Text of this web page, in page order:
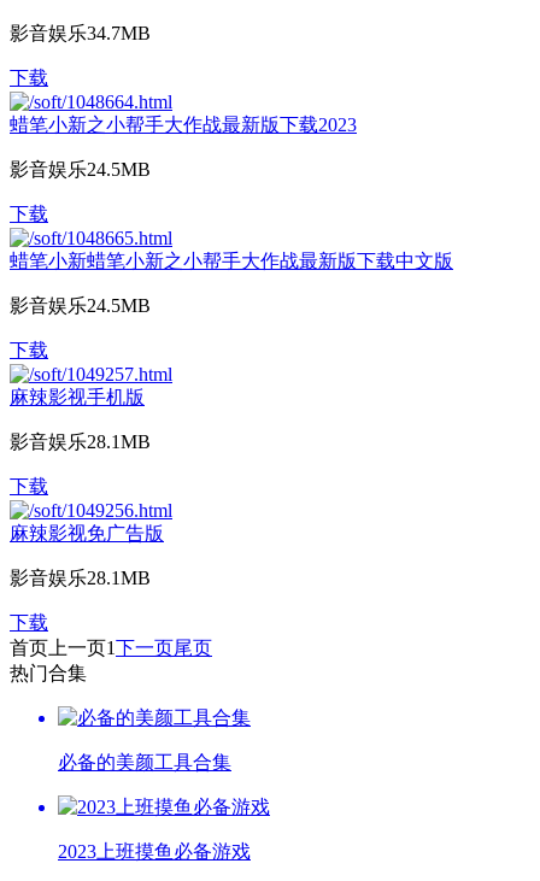
影音娱乐34.7MB
下载
蜡笔小新之小帮手大作战最新版下载2023
影音娱乐24.5MB
下载
蜡笔小新蜡笔小新之小帮手大作战最新版下载中文版
影音娱乐24.5MB
下载
麻辣影视手机版
影音娱乐28.1MB
下载
麻辣影视免广告版
影音娱乐28.1MB
下载
首页 上一页1下一页尾页
热门合集
必备的美颜工具合集
2023上班摸鱼必备游戏